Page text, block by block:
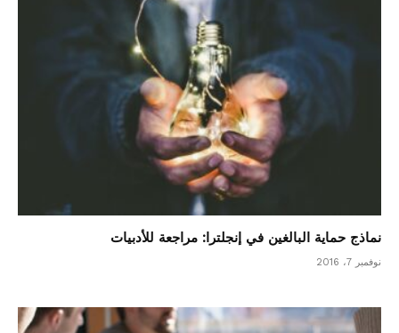
نماذج حماية البالغين في إنجلترا: مراجعة للأدبيات
نوفمبر 7، 2016